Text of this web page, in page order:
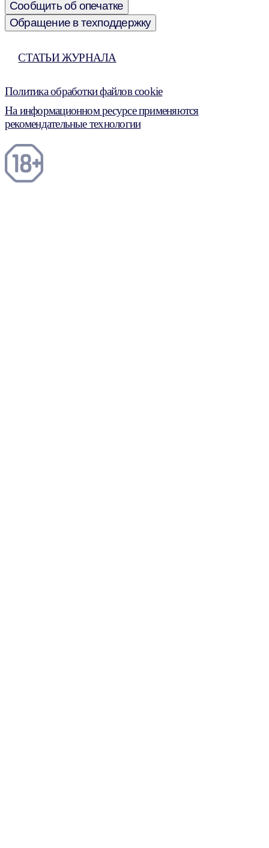
Сообщить об опечатке
Обращение в техподдержку
СТАТЬИ ЖУРНАЛА
Политика обработки файлов cookie
На информационном ресурсе применяются
рекомендательные технологии